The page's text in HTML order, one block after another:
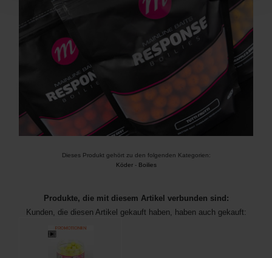
Dieses Produkt gehört zu den folgenden Kategorien:
Köder- Boilies
Produkte, die mit diesem Artikel verbunden sind:
Kunden, die diesen Artikel gekauft haben, haben auch gekauft: